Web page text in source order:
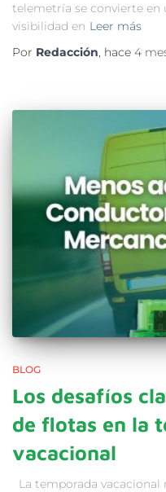
telemetría se convierte en
visibilidad en Leer más
Por Redacción, hace 4
BLOG
Los desafíos
de flotas en la
vacacional
La temporada